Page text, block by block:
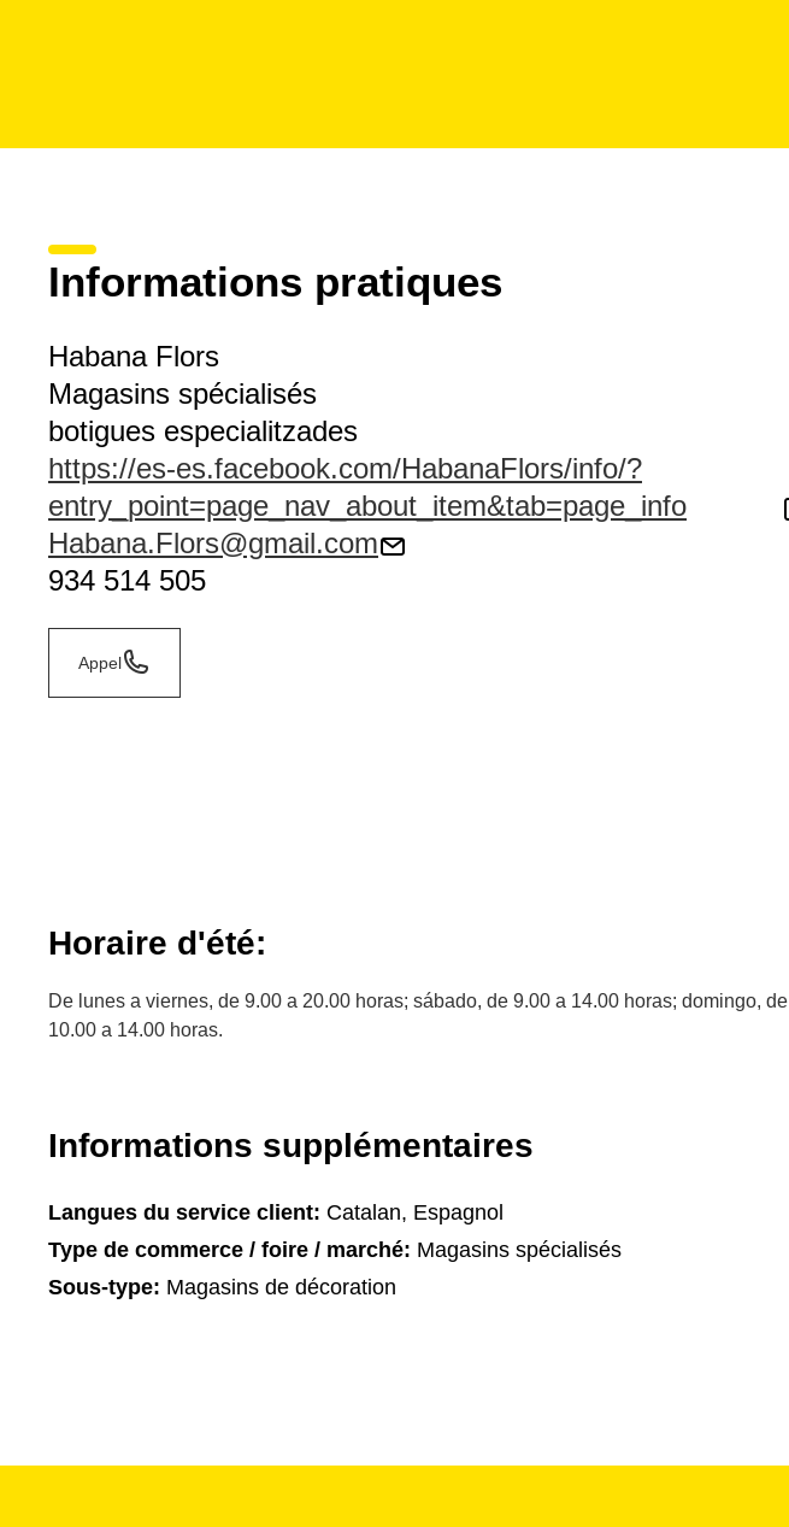
Informations pratiques
Habana Flors
Magasins spécialisés
botigues especialitzades
https://es-es.facebook.com/HabanaFlors/info/?
entry_point=page_nav_about_item&tab=page_info
Habana.Flors@gmail.com
934 514 505
Appel
Horaire d'été:
De lunes a viernes, de 9.00 a 20.00 horas; sábado, de 9.00 a 14.00 horas; domingo, de
10.00 a 14.00 horas.
Informations supplémentaires
Langues du service client: Catalan, Espagnol
Type de commerce / foire / marché: Magasins spécialisés
Sous-type: Magasins de décoration